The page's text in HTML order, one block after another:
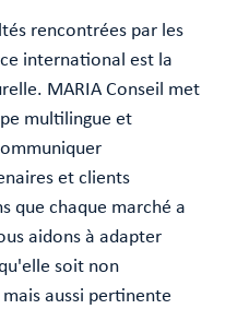
rencontrées par les
international est la
MARIA Conseil met
multilingue et
et clients
que chaque marché a
aidons à adapter
soit non
aussi pertinente